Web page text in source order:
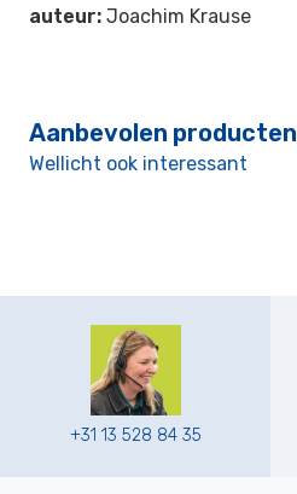
auteur: Joachim Krause
Aanbevolen producten
Wellicht ook interessant
+31 13 528 84 35